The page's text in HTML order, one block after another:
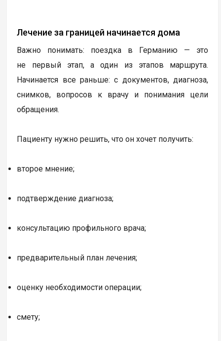
Лечение за границей начинается дома
Важно понимать: поездка в Германию — это
не первый этап, а один из этапов маршрута.
Начинается все раньше: с документов, диагноза,
снимков, вопросов к врачу и понимания цели
обращения.
Пациенту нужно решить, что он хочет получить:
второе мнение;
подтверждение диагноза;
консультацию профильного врача;
предварительный план лечения;
оценку необходимости операции;
смету;